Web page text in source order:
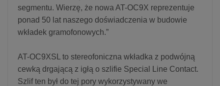
segmentu. Wierzę, że nowa AT-OC9X reprezentuje
ponad 50 lat naszego doświadczenia w budowie
wkładek gramofonowych.”
AT-OC9XSL to stereofoniczna wkładka z podwójną
cewką drgającą z igłą o szlifie Special Line Contact.
Szlif ten był do tej pory wykorzystywany we